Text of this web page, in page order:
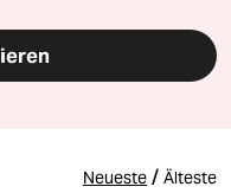
Neueste / Älteste